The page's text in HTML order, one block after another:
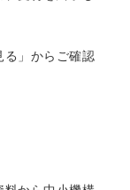
る」からご確認